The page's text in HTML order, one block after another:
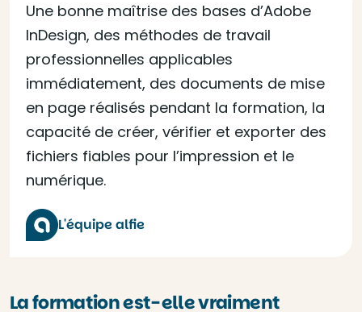
Une bonne maîtrise des bases d’Adobe
InDesign, des méthodes de travail
professionnelles applicables
immédiatement, des documents de mise
en page réalisés pendant la formation, la
capacité de créer, vérifier et exporter des
fichiers fiables pour l’impression et le
numérique.
L'équipe alfie
La formation est-elle vraiment